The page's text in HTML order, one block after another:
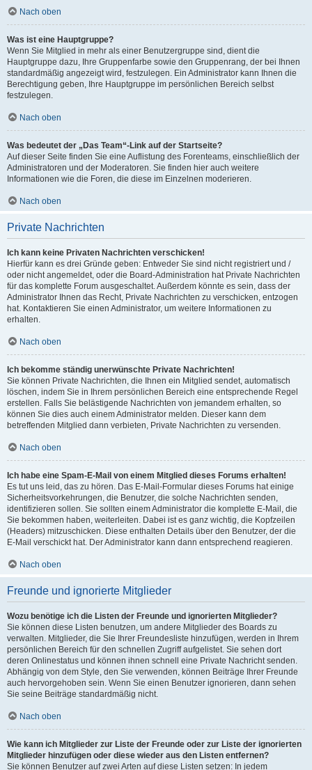
Nach oben
Was ist eine Hauptgruppe?
Wenn Sie Mitglied in mehr als einer Benutzergruppe sind, dient die
Hauptgruppe dazu, Ihre Gruppenfarbe sowie den Gruppenrang, der bei Ihnen
standardmäßig angezeigt wird, festzulegen. Ein Administrator kann Ihnen die
Berechtigung geben, Ihre Hauptgruppe im persönlichen Bereich selbst
festzulegen.
Nach oben
Was bedeutet der „Das Team“-Link auf der Startseite?
Auf dieser Seite finden Sie eine Auflistung des Forenteams, einschließlich der
Administratoren und der Moderatoren. Sie finden hier auch weitere
Informationen wie die Foren, die diese im Einzelnen moderieren.
Nach oben
Private Nachrichten
Ich kann keine Privaten Nachrichten verschicken!
Hierfür kann es drei Gründe geben: Entweder Sie sind nicht registriert und /
oder nicht angemeldet, oder die Board-Administration hat Private Nachrichten
für das komplette Forum ausgeschaltet. Außerdem könnte es sein, dass der
Administrator Ihnen das Recht, Private Nachrichten zu verschicken, entzogen
hat. Kontaktieren Sie einen Administrator, um weitere Informationen zu
erhalten.
Nach oben
Ich bekomme ständig unerwünschte Private Nachrichten!
Sie können Private Nachrichten, die Ihnen ein Mitglied sendet, automatisch
löschen, indem Sie in Ihrem persönlichen Bereich eine entsprechende Regel
erstellen. Falls Sie belästigende Nachrichten von jemandem erhalten, so
können Sie dies auch einem Administrator melden. Dieser kann dem
betreffenden Mitglied dann verbieten, Private Nachrichten zu versenden.
Nach oben
Ich habe eine Spam-E-Mail von einem Mitglied dieses Forums erhalten!
Es tut uns leid, das zu hören. Das E-Mail-Formular dieses Forums hat einige
Sicherheitsvorkehrungen, die Benutzer, die solche Nachrichten senden,
identifizieren sollen. Sie sollten einem Administrator die komplette E-Mail, die
Sie bekommen haben, weiterleiten. Dabei ist es ganz wichtig, die Kopfzeilen
(Headers) mitzuschicken. Diese enthalten Details über den Benutzer, der die
E-Mail verschickt hat. Der Administrator kann dann entsprechend reagieren.
Nach oben
Freunde und ignorierte Mitglieder
Wozu benötige ich die Listen der Freunde und ignorierten Mitglieder?
Sie können diese Listen benutzen, um andere Mitglieder des Boards zu
verwalten. Mitglieder, die Sie Ihrer Freundesliste hinzufügen, werden in Ihrem
persönlichen Bereich für den schnellen Zugriff aufgelistet. Sie sehen dort
deren Onlinestatus und können ihnen schnell eine Private Nachricht senden.
Abhängig von dem Style, den Sie verwenden, können Beiträge Ihrer Freunde
auch hervorgehoben sein. Wenn Sie einen Benutzer ignorieren, dann sehen
Sie seine Beiträge standardmäßig nicht.
Nach oben
Wie kann ich Mitglieder zur Liste der Freunde oder zur Liste der ignorierten
Mitglieder hinzufügen oder diese wieder aus den Listen entfernen?
Sie können Benutzer auf zwei Arten auf diese Listen setzen: In jedem